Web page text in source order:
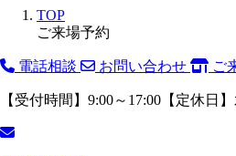
TOP
ご来場予約
電話相談 お問い合わせ ご
【受付時間】9:00～17:00【定休日